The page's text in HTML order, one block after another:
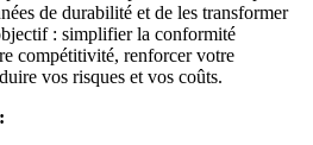
de durabilité et de les transformer
: simplifier la conformité
compétitivité, renforcer votre
vos risques et vos coûts.